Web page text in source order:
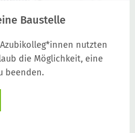
Baustelle
nutzten
die Möglichkeit, eine
beenden.